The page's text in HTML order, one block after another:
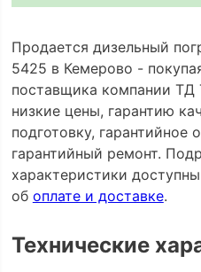
Продается дизельный
5425 в Кемерово -
поставщика компании ТД
низкие цены, гарантию
подготовку, гарантийное
гарантийный ремонт.
характеристики доступны
об оплате и доставке.
Технические